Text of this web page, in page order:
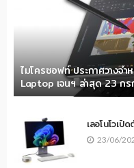
ไมโครซอฟท์ ประกาศวางจ
Laptop เจนฯ ล่าสุด 23 ก
เลอโนโวเปิ
23/06/